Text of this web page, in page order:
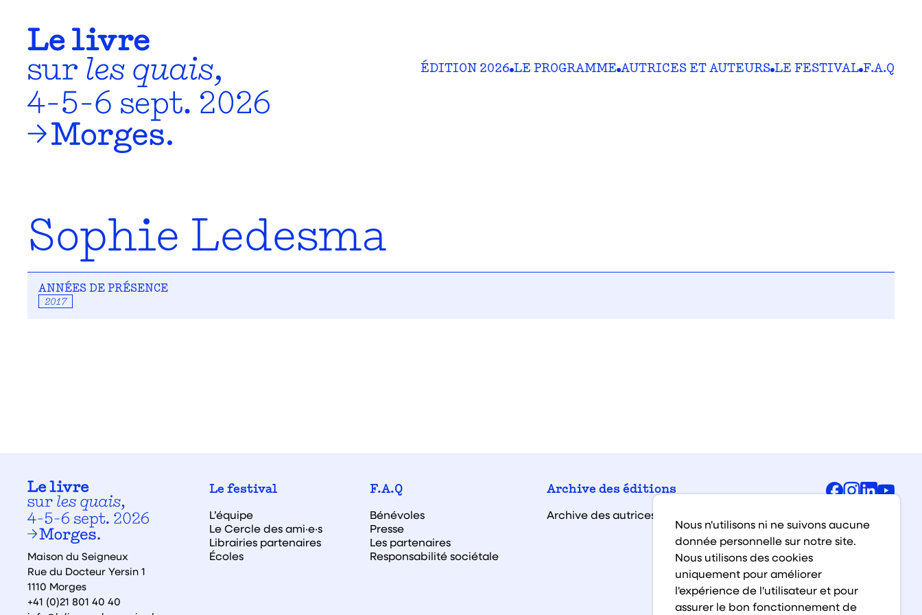
ÉDITION 2026 LE PROGRAMME AUTRICES ET AUTEURS LE FESTIVAL F.A.Q
Sophie Ledesma
ANNÉES DE PRÉSENCE
2017
Maison du Seigneux
Rue du Docteur Yersin 1
1110 Morges
+41 (0)21 801 40 40
Le festival
L’équipe
Le Cercle des ami·e·s
Librairies partenaires
Écoles
F.A.Q
Bénévoles
Presse
Les partenaires
Responsabilité sociétale
Archive des éditions
Archive des autrices et auteurs
Facebook
Nous n'utilisons ni ne suivons aucune
donnée personnelle sur notre site.
Nous utilisons des cookies
uniquement pour améliorer
l'expérience de l'utilisateur et pour
assurer le bon fonctionnement de